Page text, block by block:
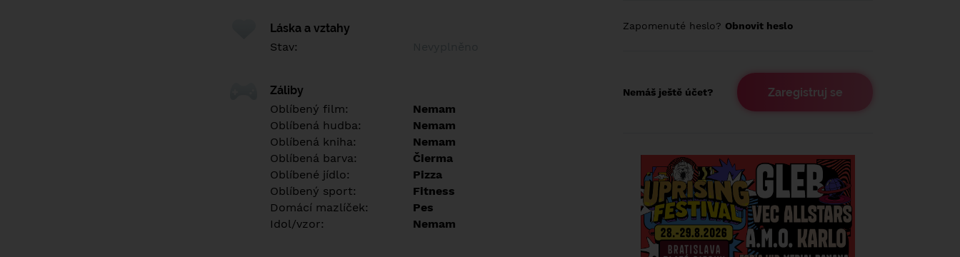
Láska a vztahy
Stav:
Záliby
Oblíbený film:
Nemam
Oblíbená hudba:
Nemam
Oblíbená kniha:
Nemam
Oblíbená barva:
Čierma
Oblíbené jídlo:
Pizza
Oblíbený sport:
Fitness
Domácí mazlíček:
Pes
Idol/vzor:
Nemam
Zapomenuté heslo? Obnovit heslo
Nemáš ještě účet? Zaregistruj se